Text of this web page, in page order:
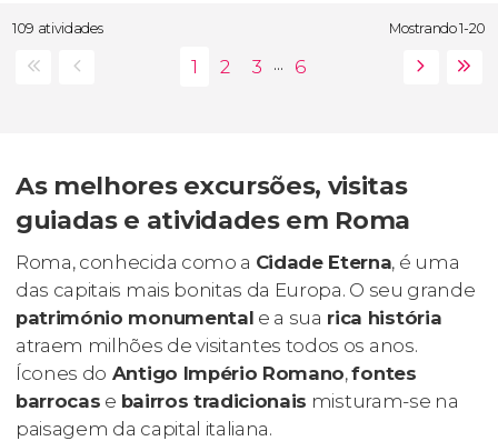
109 atividades Mostrando 1-20
...
As melhores excursões, visitas
guiadas e atividades em Roma
Roma, conhecida como a Cidade Eterna, é uma
das capitais mais bonitas da Europa. O seu grande
património monumental e a sua rica história
atraem milhões de visitantes todos os anos.
Ícones do Antigo Império Romano,fontes
barrocas e bairros tradicionais misturam-se na
paisagem da capital italiana.